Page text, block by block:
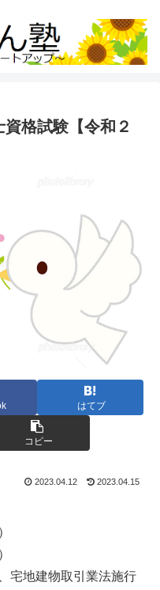
資格試験【令和２
はてブ
コピー
2023.04.12 2023.04.15
宅地建物取引業法施行